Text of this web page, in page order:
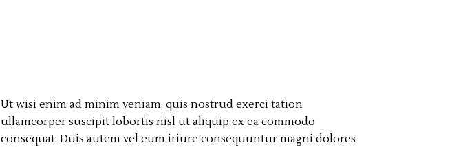
Ut wisi enim ad minim veniam, quis nostrud exerci tation
ullamcorper suscipit lobortis nisl ut aliquip ex ea commodo
consequat. Duis autem vel eum iriure consequuntur magni dolores